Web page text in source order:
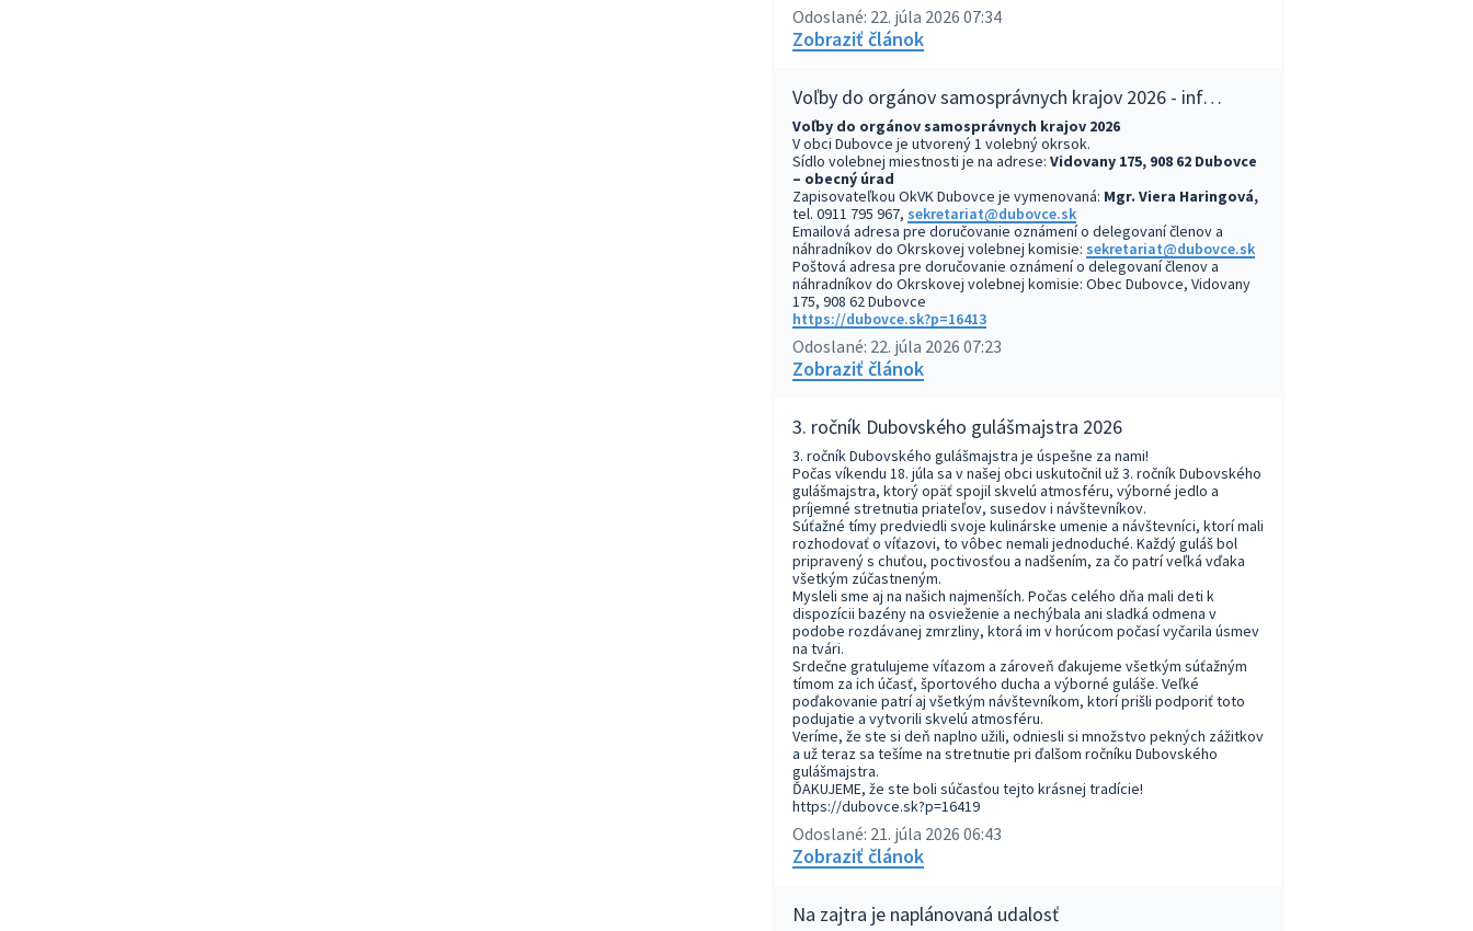
Odoslané: 22. júla 2026 07:34
Zobraziť článok
Voľby do orgánov samosprávnych krajov 2026 - inf…
Voľby do orgánov samosprávnych krajov 2026
V obci Dubovce je utvorený 1 volebný okrsok.
Sídlo volebnej miestnosti je na adrese: Vidovany 175, 908 62 Dubovce
– obecný úrad
Zapisovateľkou OkVK Dubovce je vymenovaná: Mgr. Viera Haringová,
tel. 0911 795 967, sekretariat@dubovce.sk
Emailová adresa pre doručovanie oznámení o delegovaní členov a
náhradníkov do Okrskovej volebnej komisie: sekretariat@dubovce.sk
Poštová adresa pre doručovanie oznámení o delegovaní členov a
náhradníkov do Okrskovej volebnej komisie: Obec Dubovce, Vidovany
175, 908 62 Dubovce
https://dubovce.sk?p=16413
Odoslané: 22. júla 2026 07:23
Zobraziť článok
3. ročník Dubovského gulášmajstra 2026
3. ročník Dubovského gulášmajstra je úspešne za nami!
Počas víkendu 18. júla sa v našej obci uskutočnil už 3. ročník Dubovského
gulášmajstra, ktorý opäť spojil skvelú atmosféru, výborné jedlo a
príjemné stretnutia priateľov, susedov i návštevníkov.
Súťažné tímy predviedli svoje kulinárske umenie a návštevníci, ktorí mali
rozhodovať o víťazovi, to vôbec nemali jednoduché. Každý guláš bol
pripravený s chuťou, poctivosťou a nadšením, za čo patrí veľká vďaka
všetkým zúčastneným.
Mysleli sme aj na našich najmenších. Počas celého dňa mali deti k
dispozícii bazény na osvieženie a nechýbala ani sladká odmena v
podobe rozdávanej zmrzliny, ktorá im v horúcom počasí vyčarila úsmev
na tvári.
Srdečne gratulujeme víťazom a zároveň ďakujeme všetkým súťažným
tímom za ich účasť, športového ducha a výborné guláše. Veľké
poďakovanie patrí aj všetkým návštevníkom, ktorí prišli podporiť toto
podujatie a vytvorili skvelú atmosféru.
Veríme, že ste si deň naplno užili, odniesli si množstvo pekných zážitkov
a už teraz sa tešíme na stretnutie pri ďalšom ročníku Dubovského
gulášmajstra.
ĎAKUJEME, že ste boli súčasťou tejto krásnej tradície!
https://dubovce.sk?p=16419
Odoslané: 21. júla 2026 06:43
Zobraziť článok
Na zajtra je naplánovaná udalosť